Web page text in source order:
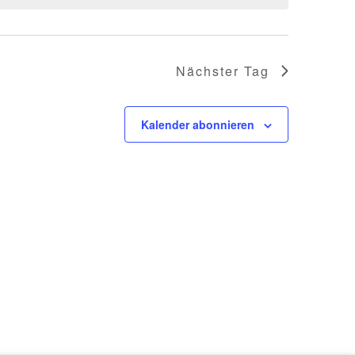
Nächster Tag
Kalender abonnieren